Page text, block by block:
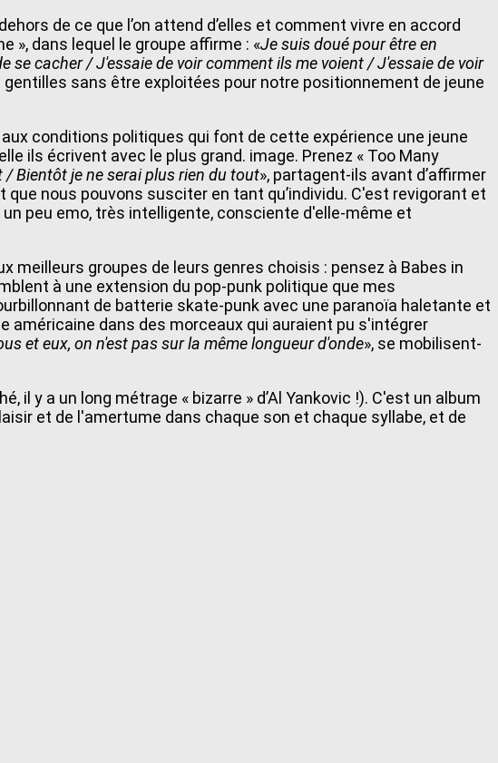
de ce que l’on attend d’elles et comment vivre en accord
», dans lequel le groupe affirme : «Je suis doué pour être en
se cacher / J'essaie de voir comment ils me voient / J'essaie de voir
sans être exploitées pour notre positionnement de jeune
conditions politiques qui font de cette expérience une jeune
ils écrivent avec le plus grand. image. Prenez « Too Many
/ Bientôt je ne serai plus rien du tout», partagent-ils avant d’affirmer
nous pouvons susciter en tant qu’individu. C'est revigorant et
peu emo, très intelligente, consciente d'elle-même et
groupes de leurs genres choisis : pensez à Babes in
à une extension du pop-punk politique que mes
de batterie skate-punk avec une paranoïa haletante et
américaine dans des morceaux qui auraient pu s'intégrer
et eux, on n'est pas sur la même longueur d'onde», se mobilisent-
il y a un long métrage « bizarre » d’Al Yankovic !). C'est un album
et de l'amertume dans chaque son et chaque syllabe, et de